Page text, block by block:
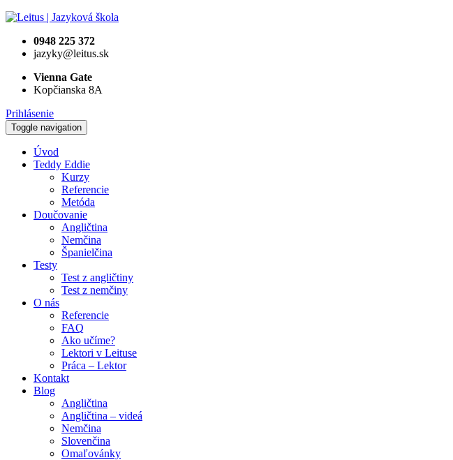
0948 225 372
jazyky@leitus.sk
Vienna Gate
Kopčianska 8A
Prihlásenie
Toggle navigation
Úvod
Teddy Eddie
Kurzy
Referencie
Metóda
Doučovanie
Angličtina
Nemčina
Španielčina
Testy
Test z angličtiny
Test z nemčiny
O nás
Referencie
FAQ
Ako učíme?
Lektori v Leituse
Práca – Lektor
Kontakt
Blog
Angličtina
Angličtina – videá
Nemčina
Slovenčina
Omaľovánky